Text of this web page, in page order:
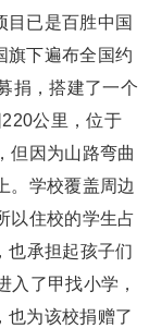
目已是百胜中国
旗下遍布全国约
捐，搭建了一个
公里，位于
但因为山路弯曲
。学校覆盖周边
以住校的学生占
也承担起孩子们
入了甲找小学，
也为该校捐赠了